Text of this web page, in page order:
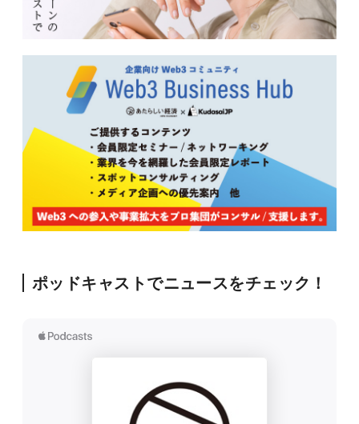
ポッドキャストでニュースをチェック！